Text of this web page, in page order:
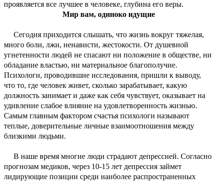
проявляется все лучшее в человеке, глубина его веры.
Мир вам, одиноко идущие
Сегодня приходится слышать, что жизнь вокруг тяжелая,
много боли, лжи, ненависти, жестокости. От душевной
угнетенности людей не спасают ни положение в обществе, ни
обладание властью, ни материальное благополучие.
Психологи, проводившие исследования, пришли к выводу,
что то, где человек живет, сколько зарабатывает, какую
должность занимает и даже как себя чувствует, оказывает на
удивление слабое влияние на удовлетворенность жизнью.
Самым главным фактором счастья психологи называют
теплые, доверительные личные взаимоотношения между
близкими людьми.
В наше время многие люди страдают депрессией. Согласно
прогнозам медиков, через 10-15 лет депрессия займет
лидирующие позиции среди наиболее распространенных